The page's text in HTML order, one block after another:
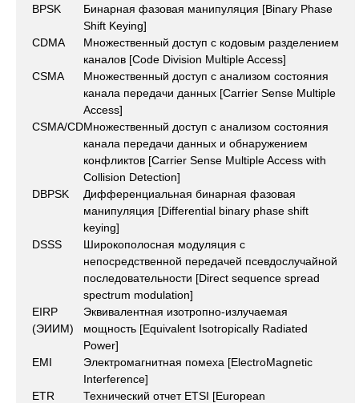
BPSK
Бинарная фазовая манипуляция [Binary Phase
Shift Keying]
CDMA
Множественный доступ с кодовым разделением
каналов [Code Division Multiple Access]
CSMA
Множественный доступ с анализом состояния
канала передачи данных [Carrier Sense Multiple
Access]
CSMA/CDМножественный доступ с анализом состояния
канала передачи данных и обнаружением
конфликтов [Carrier Sense Multiple Access with
Collision Detection]
DBPSK
Дифференциальная бинарная фазовая
манипуляция [Differential binary phase shift
keying]
DSSS
Широкополосная модуляция с
непосредственной передачей псевдослучайной
последовательности [Direct sequence spread
spectrum modulation]
EIRP
(ЭИИМ)
Эквивалентная изотропно-излучаемая
мощность [Equivalent Isotropically Radiated
Power]
EMI
Электромагнитная помеха [ElectroMagnetic
Interference]
ETR
Технический отчет ETSI [European